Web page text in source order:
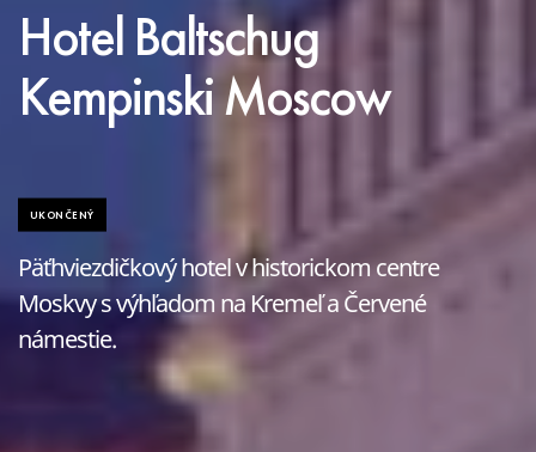
Hotel Baltschug
Kempinski Moscow
UKONČENÝ
Päťhviezdičkový hotel v historickom centre
Moskvy s výhľadom na Kremeľ a Červené
námestie.